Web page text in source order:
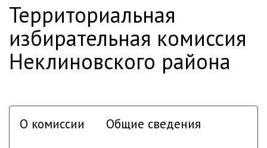
Территориальная
избирательная комиссия
Неклиновского района
О комиссии Общие сведения